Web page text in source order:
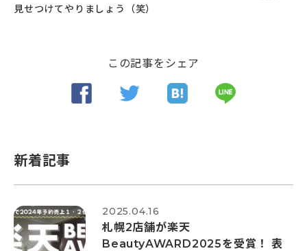
見せつけてやりましょう（笑）
この記事をシェア
新着記事
2025.04.16
札幌2店舗が楽天
BeautyAWARD2025を受賞！ 表